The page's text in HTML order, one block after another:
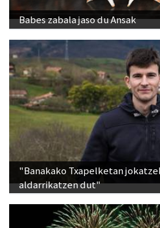
Babes zabala jaso du Ansak
"Banakako Txapelketan
aldarrikatzen dut"